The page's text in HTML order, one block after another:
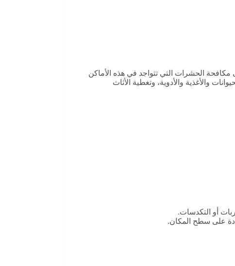
الحشرات التي تتواجد في هذه الأماكن
والأغذية والأدوية، وتغطية الأثاث
أو التكدسات.
على سطح المكان.